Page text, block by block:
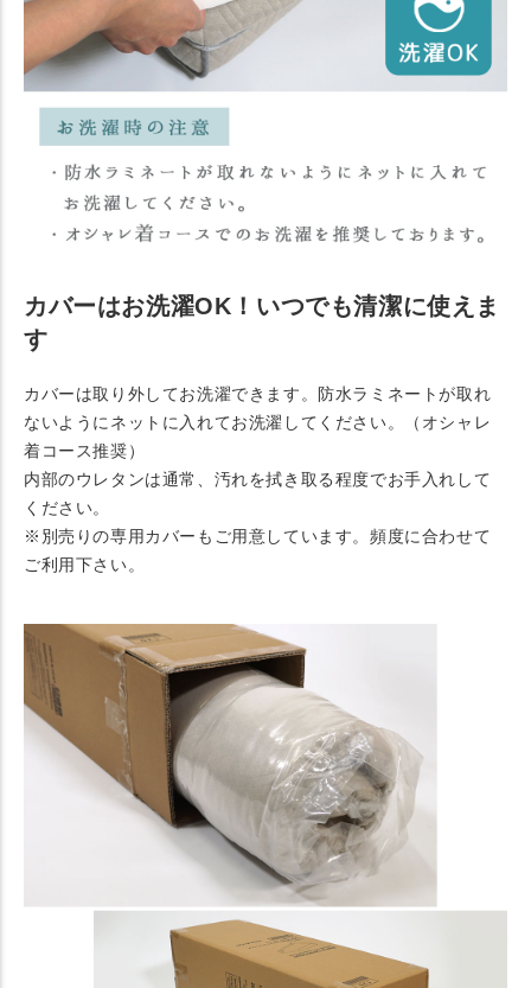
カバーはお洗濯OK！いつでも清潔に使えま
す
カバーは取り外してお洗濯できます。防水ラミネートが取れ
ないようにネットに入れてお洗濯してください。（オシャレ
着コース推奨）
内部のウレタンは通常、汚れを拭き取る程度でお手入れして
ください。
※別売りの専用カバーもご用意しています。頻度に合わせて
ご利用下さい。